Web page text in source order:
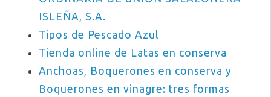
ISLEÑA, S.A.
Tipos de Pescado Azul
Tienda online de Latas en conserva
Anchoas, Boquerones en conserva y
Boquerones en vinagre: tres formas